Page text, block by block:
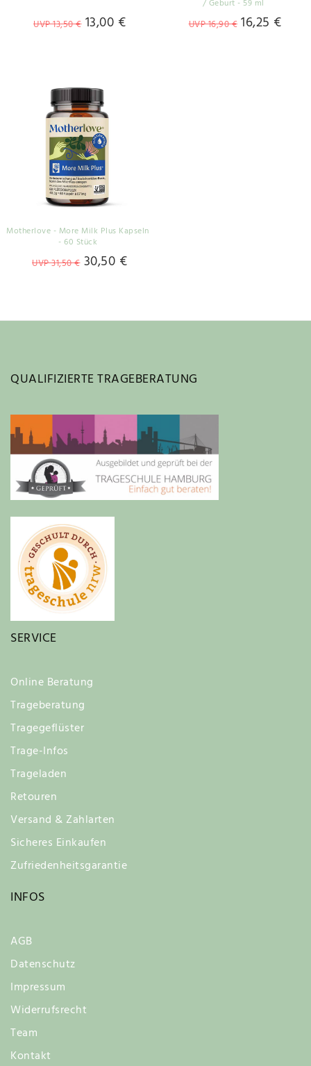
UVP 13,50 € 13,00 €
/ Geburt - 59 ml
UVP 16,90 € 16,25 €
Motherlove - More Milk Plus Kapseln
- 60 Stück
UVP 31,50 € 30,50 €
QUALIFIZIERTE TRAGEBERATUNG
SERVICE
Online Beratung
Trageberatung
Tragegeflüster
Trage-Infos
Trageladen
Retouren
Versand & Zahlarten
Sicheres Einkaufen
Zufriedenheitsgarantie
INFOS
AGB
Datenschutz
Impressum
Widerrufsrecht
Team
Kontakt